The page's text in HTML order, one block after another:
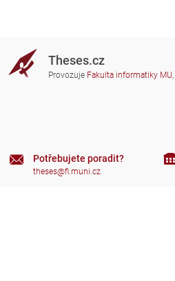
Theses.cz
Provozuje Fakulta informatiky MU,
Potřebujete poradit?
theses@fi.muni.cz